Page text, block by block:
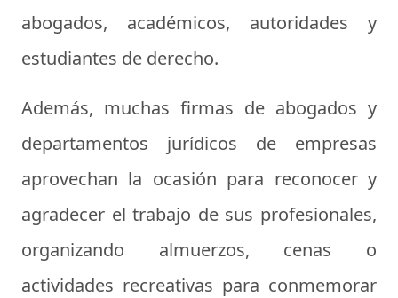
abogados, académicos, autoridades y
estudiantes de derecho.
Además, muchas firmas de abogados y
departamentos jurídicos de empresas
aprovechan la ocasión para reconocer y
agradecer el trabajo de sus profesionales,
organizando almuerzos, cenas o
actividades recreativas para conmemorar